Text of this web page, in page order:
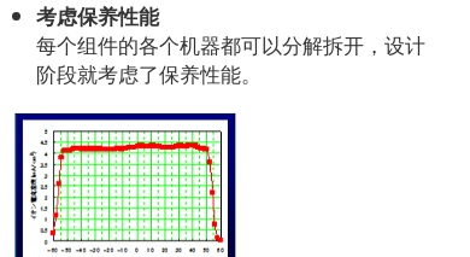
考虑保养性能
每个组件的各个机器都可以分解拆开，设计
阶段就考虑了保养性能。